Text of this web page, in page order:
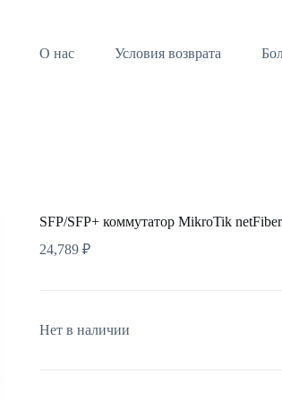
О нас Условия возврата
SFP/SFP+ коммутатор MikroTik
24,789 ₽
Нет в наличии